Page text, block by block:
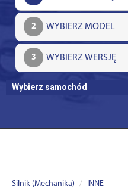
2
3
Wybierz samochód
Silnik (Mechanika) INNE